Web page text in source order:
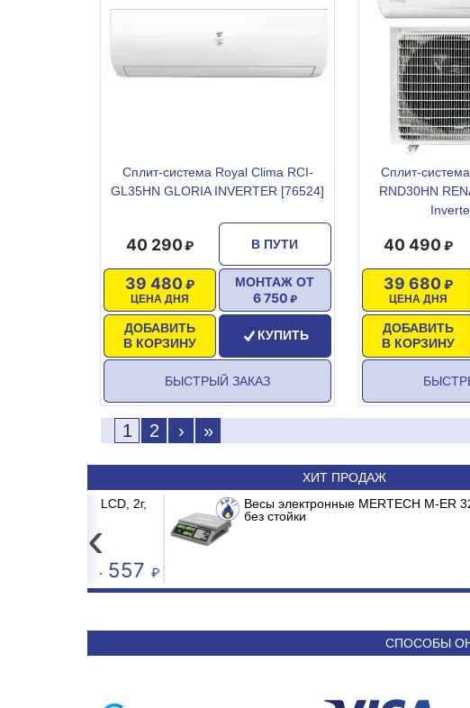
ХИТ ПРОДАЖ
Весы электронные MERTECH M-ER 326 AC-15.2
без стойки
‹
MADRID INVERTER
50 590
Сплит-система ABASK ABK-12 BRG/TC2/
СПОСОБЫ
Сплит-система Royal Clima RCI-
GL35HN GLORIA INVERTER [76524]
В ПУТИ
40 290
ЦЕНА ДНЯ
39 480
ДОБАВИТЬ
В КОРЗИНУ
МОНТАЖ ОТ
6 750
КУПИТЬ
БЫСТРЫЙ ЗАКАЗ
Сплит-
RND30HN
40 490
ЦЕНА ДНЯ
39 680
ДОБАВИТЬ
В КОРЗИНУ
1 2 › »